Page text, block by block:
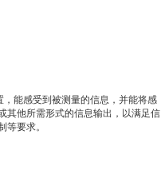
能感受到被测量的信息，并能将感
其他所需形式的信息输出，以满足信
要求。